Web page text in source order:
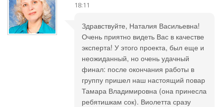
18:11
Здравствуйте, Наталия Васильевна!
Очень приятно видеть Вас в качестве
эксперта! У этого проекта, был еще и
неожиданный, но очень удачный
финал: после окончания работы в
группу пришел наш настоящий повар
Тамара Владимировна (она принесла
ребятишкам сок). Виолетта сразу